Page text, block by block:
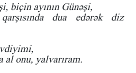
biçin ayının Günəşi,
dua edərək diz
al onu, yalvarıram.